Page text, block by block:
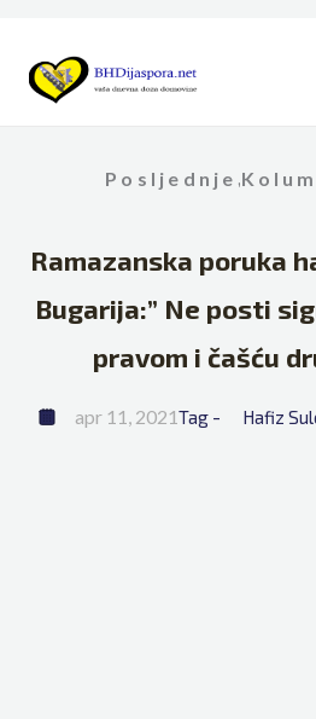
content
Posljednje ,
Ramazanska poruka
Bugarija:” Ne posti
pravom i čašću
apr 11, 2021Tag - Hafiz